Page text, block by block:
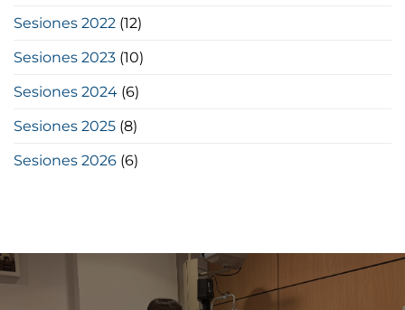
Sesiones 2022 (12)
Sesiones 2023 (10)
Sesiones 2024 (6)
Sesiones 2025 (8)
Sesiones 2026 (6)